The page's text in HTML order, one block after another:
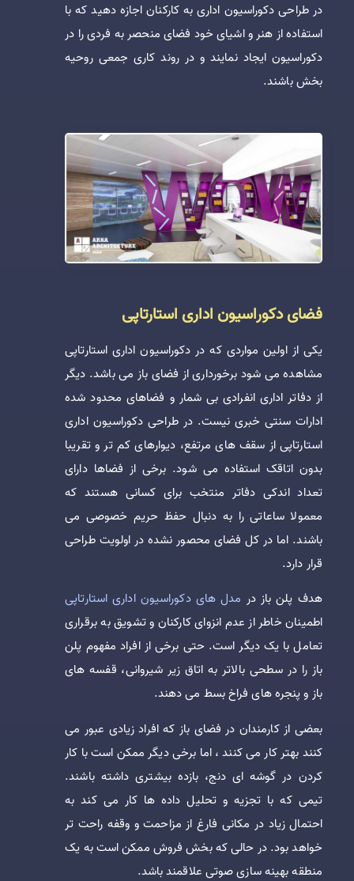
در طراحی دکوراسیون اداری به کارکنان اجازه دهید که با
استفاده از هنر و اشیای خود فضای منحصر به فردی را در
دکوراسیون ایجاد نمایند و در روند کاری جمعی روحیه
بخش باشند.
فضای دکوراسیون اداری استارتاپی
یکی از اولین مواردی که در دکوراسیون اداری استارتاپی
مشاهده می شود برخورداری از فضای باز می باشد. دیگر
از دفاتر اداری انفرادی بی شمار و فضاهای محدود شده
ادارات سنتی خبری نیست. در طراحی دکوراسیون اداری
استارتاپی از سقف های مرتفع، دیوارهای کم تر و تقریبا
بدون اتاقک استفاده می شود. برخی از فضاها دارای
تعداد اندکی دفاتر منتخب برای کسانی هستند که
معمولا ساعاتی را به دنبال حفظ حریم خصوصی می
باشند. اما در کل فضای محصور نشده در اولویت طراحی
قرار دارد.
هدف پلن باز در مدل های دکوراسیون اداری استارتاپی
اطمینان خاطر از عدم انزوای کارکنان و تشویق به برقراری
تعامل با یک دیگر است. حتی برخی از افراد مفهوم پلن
باز را در سطحی بالاتر به اتاق زیر شیروانی، قفسه های
باز و پنجره های فراخ بسط می دهند.
بعضی از کارمندان در فضای باز که افراد زیادی عبور می
کنند بهتر کار می کنند ، اما برخی دیگر ممکن است با کار
کردن در گوشه ای دنج، بازده بیشتری داشته باشند.
تیمی که با تجزیه و تحلیل داده ها کار می کند به
احتمال زیاد در مکانی فارغ از مزاحمت و وقفه راحت تر
خواهد بود. در حالی که بخش فروش ممکن است به یک
منطقه بهینه سازی صوتی علاقمند باشد.